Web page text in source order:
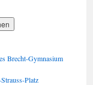
Brecht-Gymnasium
Platz